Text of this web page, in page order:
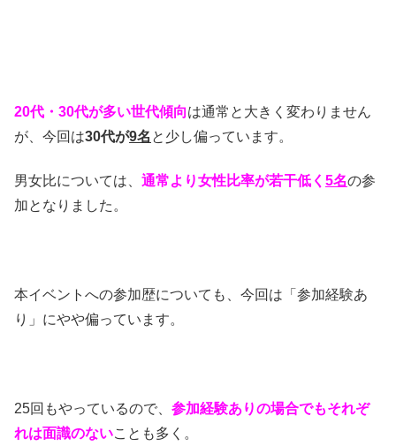
20代・30代が多い世代傾向は通常と大きく変わりません
が、今回は30代が9名 と少し偏っています。
男女比については、 通常より女性比率が若干低く 5名の参
加となりました。
本イベントへの参加歴についても、今回は「参加経験あ
り」にやや偏っています。
25回もやっているので、 参加経験ありの場合でもそれぞ
れは面識のないことも多く。